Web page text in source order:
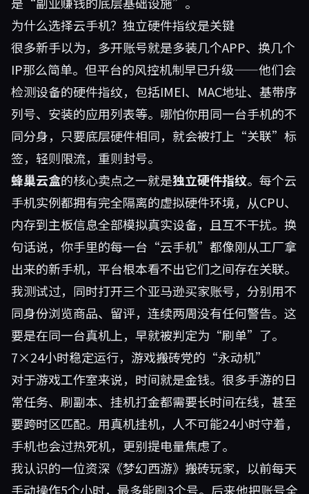
为什么选择云手机？独立硬件指纹是关键
很多新手以为，多开账号就是多装几个APP、换几个
IP那么简单。但平台的风控机制早已升级——他们会
检测设备的硬件指纹，包括IMEI、MAC地址、基带序
列号、安装的应用列表等。哪怕你用同一台手机的不
同分身，只要底层硬件相同，就会被打上“关联”标
签，轻则限流，重则封号。
蜂巢云盒的核心卖点之一就是独立硬件指纹。每个云
手机实例都拥有完全隔离的虚拟硬件环境，从CPU、
内存到主板信息全部模拟真实设备，且互不干扰。换
句话说，你手里的每一台“云手机”都像刚从工厂拿
出来的新手机，平台根本看不出它们之间存在关联。
我测试过，同时打开三个亚马逊买家账号，分别用不
同身份浏览商品、留评，连续两周没有任何警告。这
要是在同一台真机上，早就被判定为“刷单”了。
7×24小时稳定运行，游戏搬砖党的“永动机”
对于游戏工作室来说，时间就是金钱。很多手游的日
常任务、刷副本、挂机打金都需要长时间在线，甚至
要跨时区匹配。用真机挂机，人不可能24小时守着，
手机也会过热死机，更别提电量焦虑了。
我认识的一位资深《梦幻西游》搬砖玩家，以前每天
手动操作5个小时，最多能刷3个号。后来他把账号全